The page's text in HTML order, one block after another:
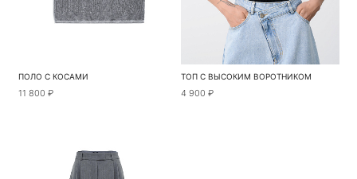
ПОЛО С КОСАМИ
11 800 ₽
ТОП С ВЫСОКИМ ВОРОТНИКОМ
4 900 ₽